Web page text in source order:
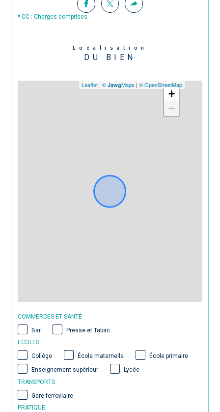
* CC : Charges comprises
Localisation
DU BIEN
+
−
Leaflet | © JawgMaps | © OpenStreetMap
COMMERCES ET SANTÉ
Bar
Presse et Tabac
ECOLES
Collège
École maternelle École primaire
Enseignement supérieur
Lycée
TRANSPORTS
Gare ferroviaire
PRATIQUE